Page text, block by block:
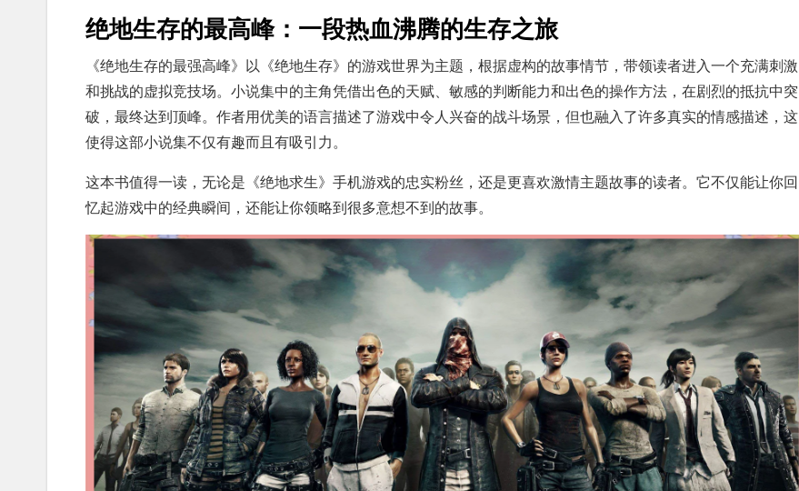
绝地生存的最高峰：一段热血沸腾的生存之旅
《绝地生存的最强高峰》以《绝地生存》的游戏世界为主题，根据虚构的故事情节，带领读者进入一个充满刺激
和挑战的虚拟竞技场。小说集中的主角凭借出色的天赋、敏感的判断能力和出色的操作方法，在剧烈的抵抗中突
破，最终达到顶峰。作者用优美的语言描述了游戏中令人兴奋的战斗场景，但也融入了许多真实的情感描述，这
使得这部小说集不仅有趣而且有吸引力。
这本书值得一读，无论是《绝地求生》手机游戏的忠实粉丝，还是更喜欢激情主题故事的读者。它不仅能让你回
忆起游戏中的经典瞬间，还能让你领略到很多意想不到的故事。